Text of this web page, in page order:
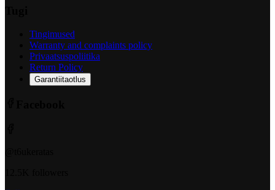
Tingimused
Warranty and complaints policy
Privaatsuspoliitika
Return Policy
Garantiitaotlus